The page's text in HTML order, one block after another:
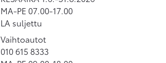
MA-PE 07.00-17.00
LA suljettu
Vaihtoautot
010 615 8333